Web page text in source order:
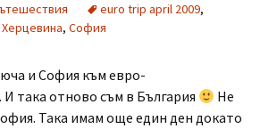
euro trip april 2009,
, София
и София към евро-
така отново съм в България
Не
Така имам още един ден докато